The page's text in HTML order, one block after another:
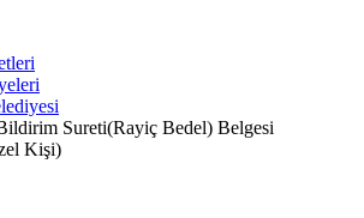
Sureti(Rayiç Bedel) Belgesi
Kişi)